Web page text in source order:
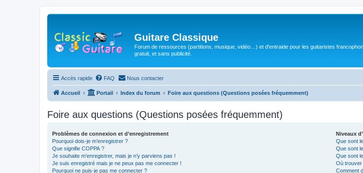
Guitare Classique
Forum de ressources (partitions, musique, vidéo…) et d'entraide pour les guitaristes
gratuit, et sans publicité.
Accès rapide FAQ Nous contacter
Accueil Portail Index du forum Foire aux questions (Questions posées fréquemment)
Foire aux questions (Questions posées fréquemment)
Problèmes de connexion et d’enregistrement
Pourquoi dois-je m’enregistrer ?
Que signifie COPPA ?
Je souhaite m’enregistrer, mais je n’y parviens pas !
Je suis enregistré mais je ne peux pas me connecter !
Pourquoi ne puis-je pas me connecter ?
Niveaux
Que sont
Que sont
Que sont
Où trouver
Comment